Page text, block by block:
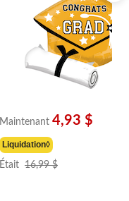
Maintenant 4,93 $
Liquidation◊
Était 16,99 $